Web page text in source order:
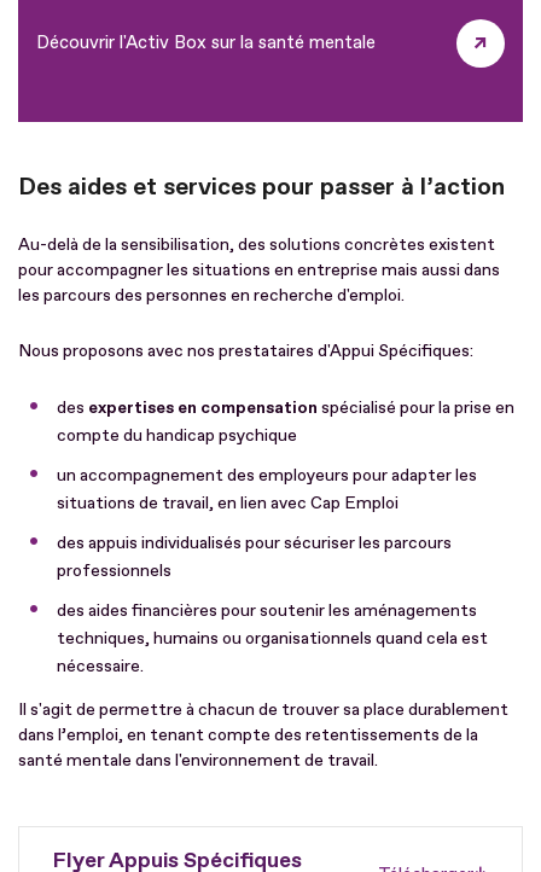
Découvrir l'Activ Box sur la santé mentale
Des aides et services pour passer à l’action
Au-delà de la sensibilisation, des solutions concrètes existent
pour accompagner les situations en entreprise mais aussi dans
les parcours des personnes en recherche d'emploi.
Nous proposons avec nos prestataires d'Appui Spécifiques:
des expertises en compensation spécialisé pour la prise en
compte du handicap psychique
un accompagnement des employeurs pour adapter les
situations de travail, en lien avec Cap Emploi
des appuis individualisés pour sécuriser les parcours
professionnels
des aides financières pour soutenir les aménagements
techniques, humains ou organisationnels quand cela est
nécessaire.
Il s'agit de permettre à chacun de trouver sa place durablement
dans l’emploi, en tenant compte des retentissements de la
santé mentale dans l'environnement de travail.
Flyer Appuis Spécifiques